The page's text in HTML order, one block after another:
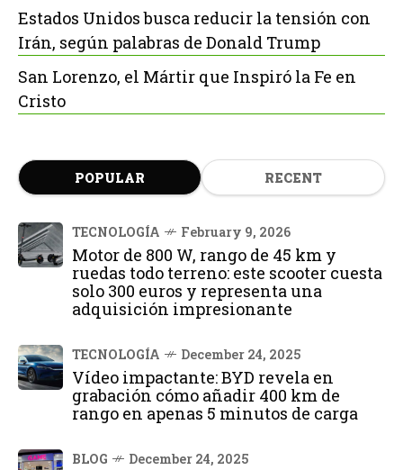
Estados Unidos busca reducir la tensión con
Irán, según palabras de Donald Trump
San Lorenzo, el Mártir que Inspiró la Fe en
Cristo
POPULAR RECENT
TECNOLOGÍA February 9, 2026
Motor de 800 W, rango de 45 km y
ruedas todo terreno: este scooter cuesta
solo 300 euros y representa una
adquisición impresionante
TECNOLOGÍA December 24, 2025
Vídeo impactante: BYD revela en
grabación cómo añadir 400 km de
rango en apenas 5 minutos de carga
BLOG December 24, 2025